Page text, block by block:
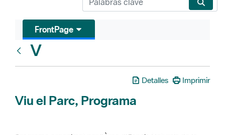
FrontPage
V
Detalles Imprimir
Viu el Parc, Programa